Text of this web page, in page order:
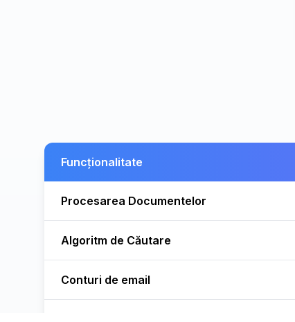
Funcționalitate
Procesarea Documentelor
Algoritm de Căutare
Conturi de email